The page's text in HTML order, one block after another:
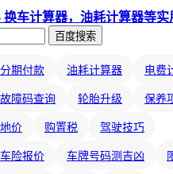
百度搜索
分期付款 油耗计算器 电费
故障码查询 轮胎升级 保养
价 购置税 驾驶技巧
车险报价 车牌号码测吉凶